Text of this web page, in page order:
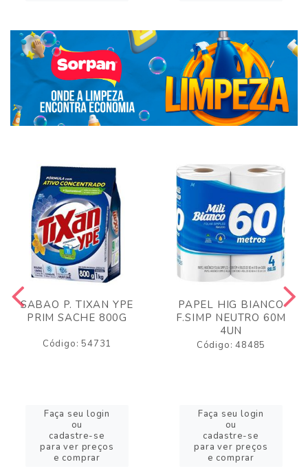
SABAO P. TIXAN YPE
PRIM SACHE 800G
Código: 54731
Faça seu login
ou
cadastre-se
para ver preços
e comprar
PAPEL HIG BIANCO
F.SIMP NEUTRO 60M
4UN
Código: 48485
Faça seu login
ou
cadastre-se
para ver preços
e comprar